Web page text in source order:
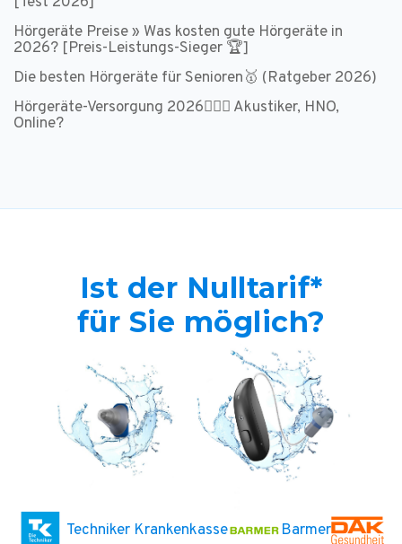
Hörgeräte Preise » Was kosten gute Hörgeräte in
2026? [Preis-Leistungs-Sieger 🏆]
Die besten Hörgeräte für Senioren🥇 (Ratgeber 2026)
Hörgeräte-Versorgung 2026👩🏻‍⚕️ Akustiker, HNO,
Online?
Ist der Nulltarif*
für Sie möglich?
Techniker Krankenkasse
Barmer